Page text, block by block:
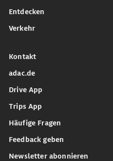
Entdecken
Verkehr
Kontakt
adac.de
Drive App
Trips App
Häufige Fragen
Feedback geben
Newsletter abonnieren